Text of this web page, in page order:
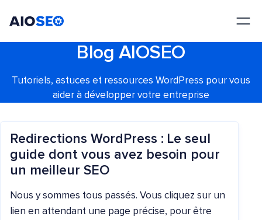
Blog AIOSEO
Tutoriels, astuces et ressources WordPress pour vous
aider à développer votre entreprise
Redirections WordPress : Le seul
guide dont vous avez besoin pour
un meilleur SEO
Nous y sommes tous passés. Vous cliquez sur un
lien en attendant une page précise, pour être